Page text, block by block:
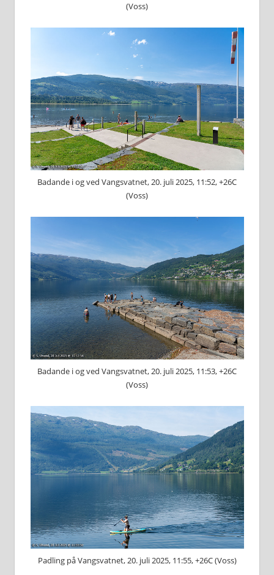
(Voss)
Badande i og ved Vangsvatnet, 20. juli 2025, 11:52, +26C
(Voss)
Badande i og ved Vangsvatnet, 20. juli 2025, 11:53, +26C
(Voss)
Padling på Vangsvatnet, 20. juli 2025, 11:55, +26C (Voss)